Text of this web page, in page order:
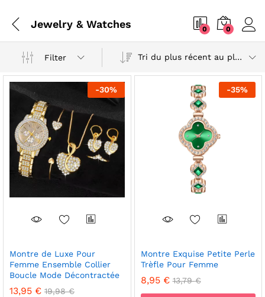
Jewelry & Watches 0 0
Filter Tri du plus récent au plus ancien
-30%
Montre de Luxe Pour
Femme Ensemble Collier
Boucle Mode Décontractée
13,95 € 19,98€
-35%
Montre Exquise Petite Perle
Trèfle Pour Femme
8,95 € 13,79€